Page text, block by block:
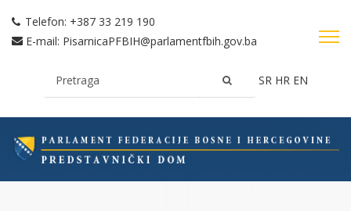
Telefon: +387 33 219 190
E-mail: PisarnicaPFBIH@parlamentfbih.gov.ba
SR HR EN